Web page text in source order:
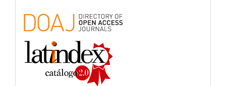
certificado
de
adhesión